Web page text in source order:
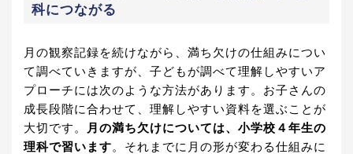
科につながる
月の観察記録を続けながら、満ち欠けの仕組みについ
て調べていきますが、子どもが調べて理解しやすいア
プローチには次のような方法があります。お子さんの
成長段階に合わせて、理解しやすい資料を選ぶことが
大切です。
月の満ち欠けについては、小学校４年生の
理科で習います。それまでに月の形が変わる仕組みに